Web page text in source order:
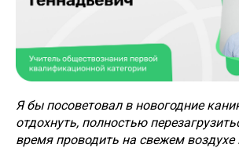
Я бы посоветовал в новогодние
отдохнуть, полностью
время проводить на свежем